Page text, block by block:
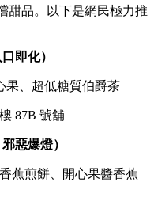
甜品。以下是網民極力推
即化）
果、超低糖質伯爵茶
87B 號舖
惡爆燈）
蕉煎餅、開心果醬香蕉